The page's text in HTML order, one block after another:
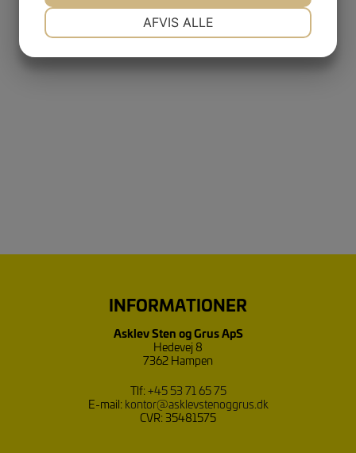
INFORMATIONER
Asklev Sten og Grus ApS
Hedevej 8
7362 Hampen
Tlf:+45 53 71 65 75
E-mail:kontor@asklevstenoggrus.dk
CVR: 35481575
AFVIS ALLE